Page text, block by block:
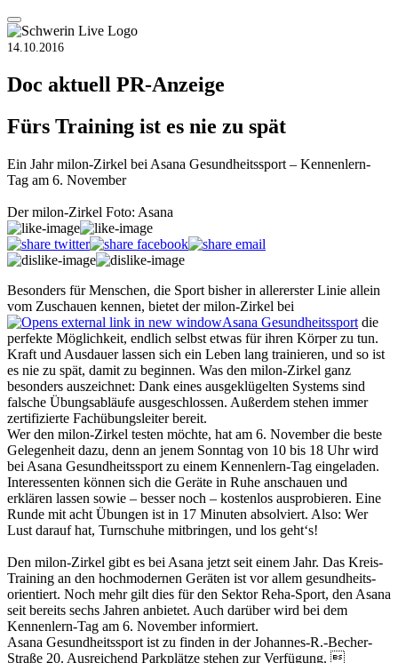
14.10.2016
Doc aktuell PR-Anzeige
Fürs Training ist es nie zu spät
Ein Jahr milon-Zirkel bei Asana Gesundheitssport – Kennenlern-
Tag am 6. November
Der milon-Zirkel Foto: Asana
Besonders für Menschen, die Sport bisher in allererster Linie allein
vom Zuschauen kennen, bietet der milon-Zirkel bei
Asana Gesundheitssport die
perfekte Möglichkeit, endlich selbst etwas für ihren Körper zu tun.
Kraft und Ausdauer lassen sich ein Leben lang trainieren, und so ist
es nie zu spät, damit zu beginnen. Was den milon-Zirkel ganz
besonders auszeichnet: Dank eines ausgeklügelten Systems sind
falsche Übungsabläufe ausgeschlossen. Außerdem stehen immer
zertifizierte Fachübungsleiter bereit.
Wer den milon-Zirkel testen möchte, hat am 6. November die beste
Gelegenheit dazu, denn an jenem Sonntag von 10 bis 18 Uhr wird
bei Asana Gesundheitssport zu einem Kennenlern-Tag eingeladen.
Interessenten können sich die Geräte in Ruhe anschauen und
erklären lassen sowie – besser noch – kos­tenlos ausprobieren. Eine
Runde mit acht Übungen ist in 17 Minuten absolviert. Also: Wer
Lust darauf hat, Turnschuhe mitbringen, und los geht‘s!
Den milon-Zirkel gibt es bei Asana jetzt seit einem Jahr. Das Kreis-
Training an den hochmodernen Geräten ist vor allem ge­sund­heits­
orien­tiert. Noch mehr gilt dies für den Sektor Reha-Sport, den Asana
seit bereits sechs Jahren anbietet. Auch dar­über wird bei dem
Kennenlern-Tag am 6. November informiert.
Asana Gesundheitssport ist zu finden in der Johannes-R.-Becher-
Straße 20. Ausreichend Parkplätze stehen zur Verfügung. 